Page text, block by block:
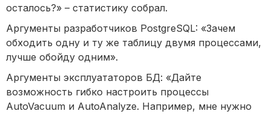
осталось?» – статистику собрал.
Аргументы разработчиков PostgreSQL: «Зачем
обходить одну и ту же таблицу двумя процессами,
лучше обойду одним».
Аргументы эксплуататоров БД: «Дайте
возможность гибко настроить процессы
AutoVacuum и AutoAnalyze. Например, мне нужно